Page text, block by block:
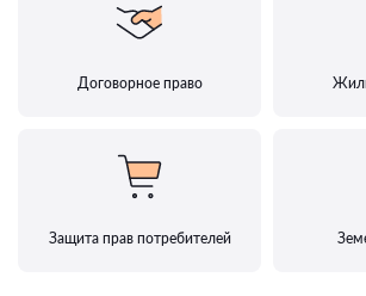
Договорное право
Защита прав потребителей